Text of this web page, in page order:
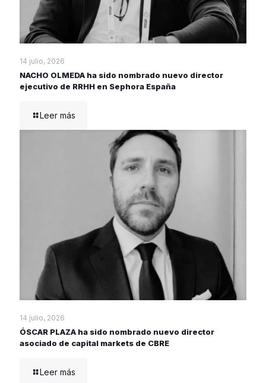
14 julio, 2026
NACHO OLMEDA ha sido nombrado nuevo director
ejecutivo de RRHH en Sephora España
Leer más
14 julio, 2026
ÓSCAR PLAZA ha sido nombrado nuevo director
asociado de capital markets de CBRE
Leer más